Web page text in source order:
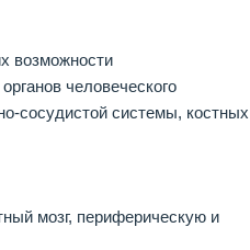
возможности
человеческого
сосудистой системы, костных
мозг, периферическую и